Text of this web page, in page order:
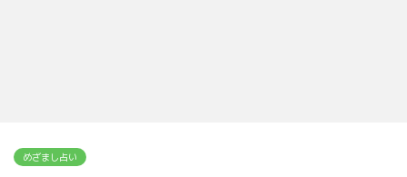
めざまし占い